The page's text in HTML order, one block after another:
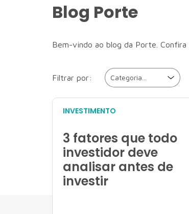
Blog Porte
Bem-vindo ao blog da Porte.
Filtrar por:
INVESTIMENTO
3 fatores que todo
investidor deve
analisar antes de
investir